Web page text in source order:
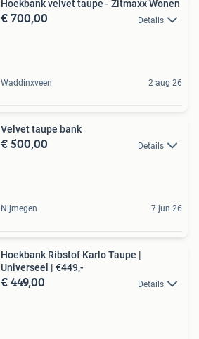
Hoekbank velvet taupe - Zitmaxx Wonen
€ 700,00 Details
Waddinxveen 2 aug 26
Velvet taupe bank
€ 500,00 Details
Nijmegen 7 jun 26
Hoekbank Ribstof Karlo Taupe |
Universeel | €449,-
€ 449,00 Details